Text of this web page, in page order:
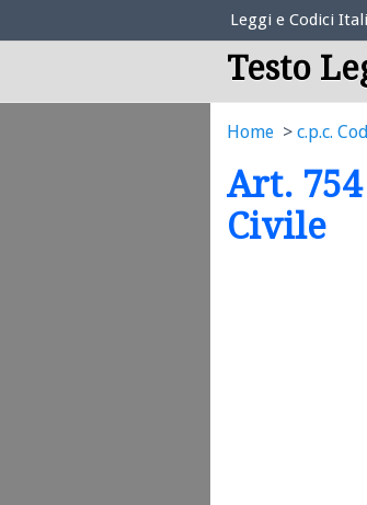
Elenco Codici
Leggi e Codici
Testo
Home c.p.c.
Art.
Civile